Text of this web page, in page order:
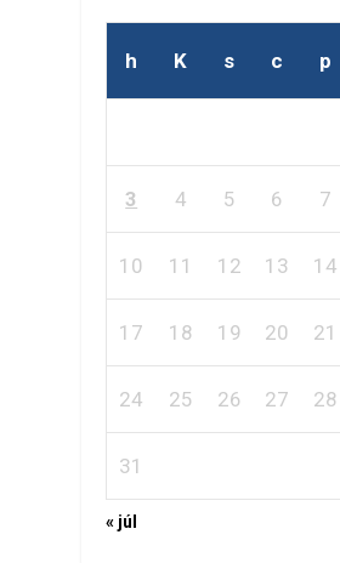
h K s c p
3 4 5 6 7
10 11 12 13 14
17 18 19 20 21
24 25 26 27 28
31
« júl